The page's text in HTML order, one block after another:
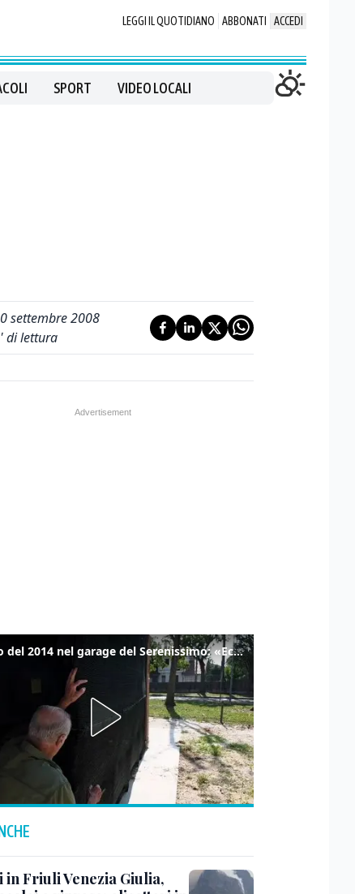
LEGGI IL QUOTIDIANO ABBONATI ACCEDI
SPORT VIDEO LOCALI
settembre 2008
' di lettura
Il tanko del 2014 nel garage del Serenissimo: «Ecco come potevamo resistere per qualche giornata»
in Friuli Venezia Giulia,